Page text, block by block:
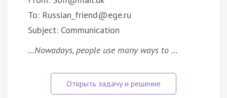
To: Russian_friend@ege.ru
Subject: Communication
…Nowadays, people use many ways to …